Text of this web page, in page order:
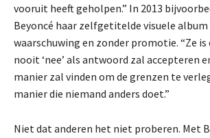
vooruit heeft geholpen.” In 2013
Beyoncé haar zelfgetitelde visuele
waarschuwing en zonder promotie. “Ze
nooit ‘nee’ als antwoord zal accepteren
manier zal vinden om de grenzen te
manier die niemand anders doet.”
Niet dat anderen het niet proberen. Met